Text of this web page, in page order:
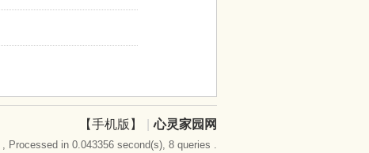
【手机版】 心灵家园网
, Processed in 0.043356 second(s), 8 queries .